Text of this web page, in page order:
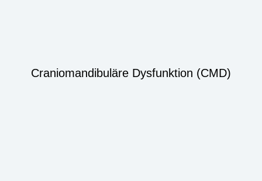
Craniomandibuläre Dysfunktion (CMD)